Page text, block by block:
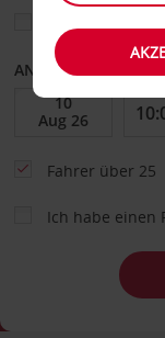
ANFANGSDATUM
Fahrer über 25
Ich habe einen